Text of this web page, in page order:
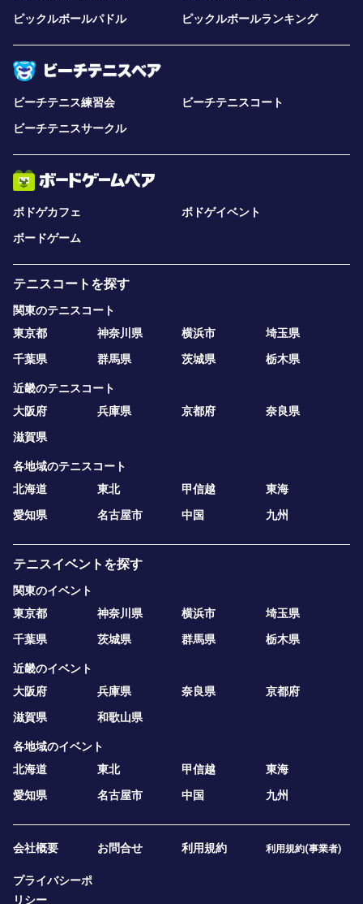
ピックルボールパドル
ピックルボールランキング
ビーチテニス練習会
ビーチテニスコート
ビーチテニスサークル
ボドゲカフェ
ボドゲイベント
ボードゲーム
テニスコートを探す
関東のテニスコート
東京都
神奈川県 横浜市
埼玉県
千葉県
群馬県 茨城県 栃木県
近畿のテニスコート
大阪府
兵庫県 京都府
奈良県
滋賀県
各地域のテニスコート
北海道
東北 甲信越
東海
愛知県
名古屋市 中国 九州
テニスイベントを探す
関東のイベント
東京都
神奈川県 横浜市
埼玉県
千葉県
茨城県 群馬県 栃木県
近畿のイベント
大阪府
兵庫県 奈良県
京都府
滋賀県
和歌山県
各地域のイベント
北海道
東北 甲信越
東海
愛知県
名古屋市 中国 九州
会社概要 お問合せ 利用規約 利用規約(事業者)
プライバシーポ
リシー